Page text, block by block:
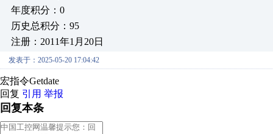
年度积分：0
历史总积分：95
注册：2011年1月20日
发表于：2025-05-20 17:04:42
宏指令Getdate
回复 引用 举报
回复本条